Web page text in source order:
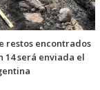
restos encontrados
14 será enviada el